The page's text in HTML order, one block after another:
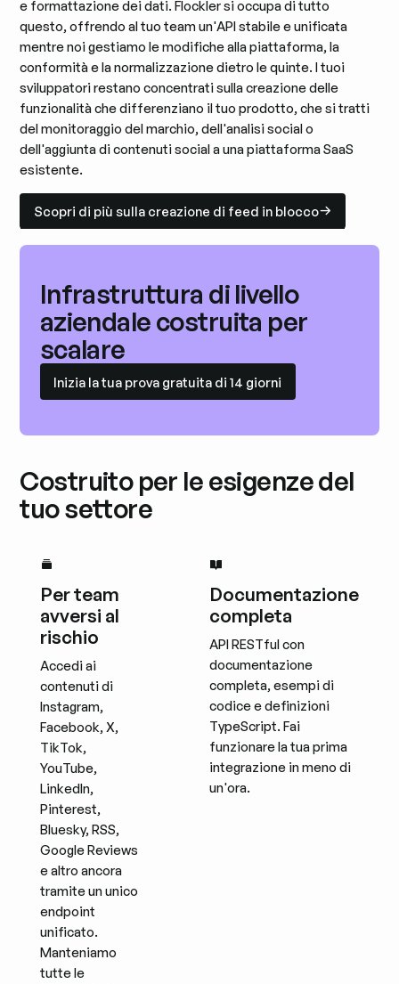
e formattazione dei dati. Flockler si occupa di tutto
questo, offrendo al tuo team un'API stabile e unificata
mentre noi gestiamo le modifiche alla piattaforma, la
conformità e la normalizzazione dietro le quinte. I tuoi
sviluppatori restano concentrati sulla creazione delle
funzionalità che differenziano il tuo prodotto, che si tratti
del monitoraggio del marchio, dell'analisi social o
dell'aggiunta di contenuti social a una piattaforma SaaS
esistente.
Scopri di più sulla creazione di feed in blocco
Infrastruttura di livello
aziendale costruita per
scalare
Inizia la tua prova gratuita di 14 giorni
Costruito per le esigenze del
tuo settore
Per team
avversi al
rischio
Accedi ai
contenuti di
Instagram,
Facebook, X,
TikTok,
YouTube,
LinkedIn,
Pinterest,
Bluesky, RSS,
Google Reviews
e altro ancora
tramite un unico
endpoint
unificato.
Manteniamo
tutte le
Documentazione
completa
API RESTful con
documentazione
completa, esempi di
codice e definizioni
TypeScript. Fai
funzionare la tua prima
integrazione in meno di
un'ora.